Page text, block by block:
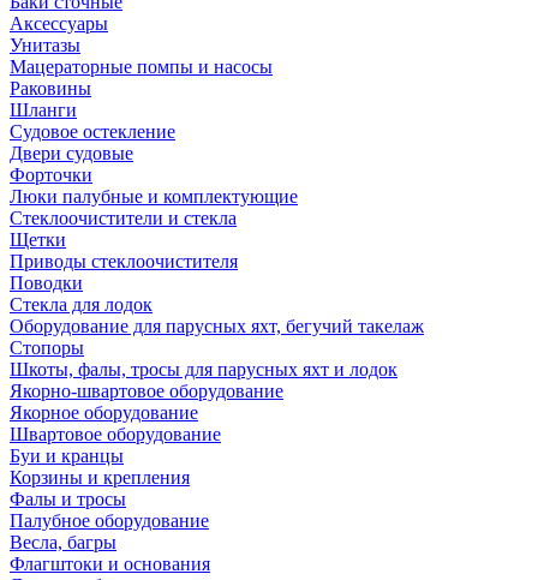
Аксессуары
Унитазы
Мацераторные помпы и насосы
Раковины
Шланги
Судовое остекление
Двери судовые
Форточки
Люки палубные и комплектующие
Стеклоочистители и стекла
Щетки
Приводы стеклоочистителя
Поводки
Стекла для лодок
Оборудование для парусных яхт, бегучий такелаж
Стопоры
Шкоты, фалы, тросы для парусных яхт и лодок
Якорно-швартовое оборудование
Якорное оборудование
Швартовое оборудование
Буи и кранцы
Корзины и крепления
Фалы и тросы
Палубное оборудование
Весла, багры
Флагштоки и основания